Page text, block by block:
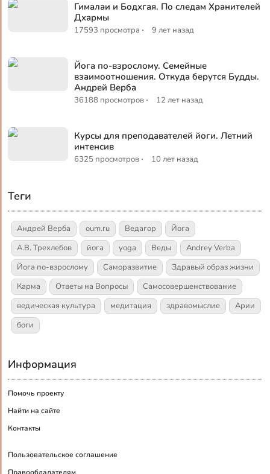
Гималаи и Бодхгая. По следам Хранителей
Дхармы
17593 просмотра · 9 лет назад
Йога по-взрослому. Семейные
взаимоотношения. Откуда берутся Будды.
Андрей Верба
36188 просмотров · 12 лет назад
Курсы для преподавателей йоги. Летний
интенсив
6325 просмотров · 10 лет назад
Теги
Андрей Верба oum.ru Ведагор
Йога
А.В. Трехлебов
йога yoga Веды
Andrey Verba
Йога по-взрослому
Саморазвитие
Здравый образ жизни
Карма
Ответы на Вопросы
Самосовершенствование
ведическая культура
медитация здравомыслие
Арии
боги
Информация
Помочь проекту
Найти на сайте
Контакты
Пользовательское соглашение